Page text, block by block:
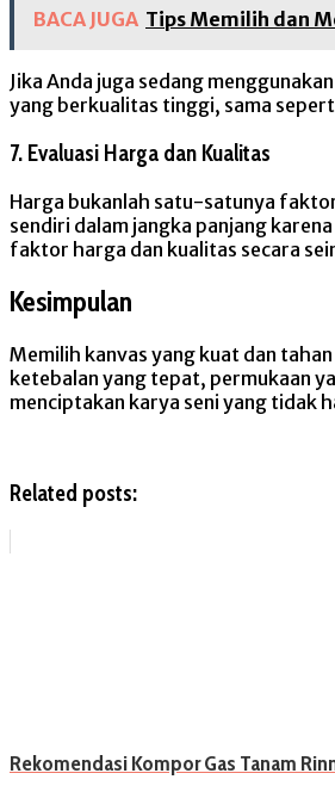
BACA JUGA Tips Memilih dan
Jika Anda juga sedang menggunakan
yang berkualitas tinggi, sama
7. Evaluasi Harga dan Kualitas
Harga bukanlah satu-satunya
sendiri dalam jangka panjang
faktor harga dan kualitas secara
Kesimpulan
Memilih kanvas yang kuat dan
ketebalan yang tepat, permukaan
menciptakan karya seni yang tidak
Related posts:
Rekomendasi Kompor Gas Tanam